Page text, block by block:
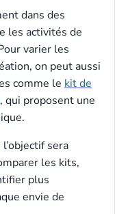
dans des
les activités de
varier les
on peut aussi
comme le kit de
, qui proposent une
sera
les kits,
plus
envie de